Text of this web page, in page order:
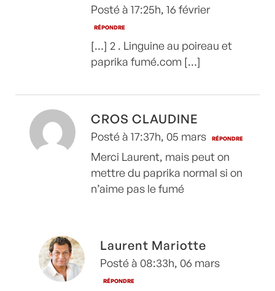
Posté à 17:25h, 16 février
RÉPONDRE
[…] 2 . Linguine au poireau et
paprika fumé.com […]
CROS CLAUDINE
Posté à 17:37h, 05 mars RÉPONDRE
Merci Laurent, mais peut on
mettre du paprika normal si on
n’aime pas le fumé
Laurent Mariotte
Posté à 08:33h, 06 mars
RÉPONDRE